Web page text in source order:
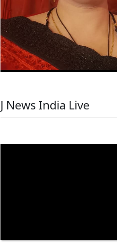
J News India Live